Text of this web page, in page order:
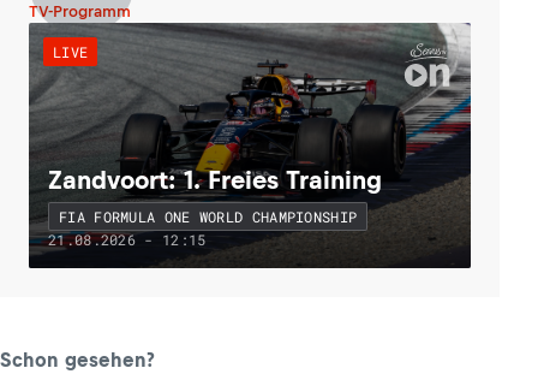
TV-Programm
LIVE
Zandvoort: 1. Freies Training
FIA FORMULA ONE WORLD CHAMPIONSHIP
21.08.2026 - 12:15
Schon gesehen?